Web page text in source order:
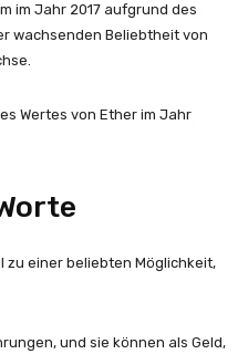
im Jahr 2017 aufgrund des
wachsenden Beliebtheit von
Wertes von Ether im Jahr
zu einer beliebten Möglichkeit,
und sie können als Geld,